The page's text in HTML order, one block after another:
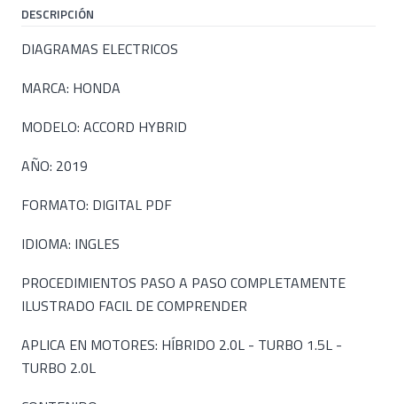
DESCRIPCIÓN
DIAGRAMAS ELECTRICOS
MARCA: HONDA
MODELO: ACCORD HYBRID
AÑO: 2019
FORMATO: DIGITAL PDF
IDIOMA: INGLES
PROCEDIMIENTOS PASO A PASO COMPLETAMENTE
ILUSTRADO FACIL DE COMPRENDER
APLICA EN MOTORES: HÍBRIDO 2.0L - TURBO 1.5L -
TURBO 2.0L